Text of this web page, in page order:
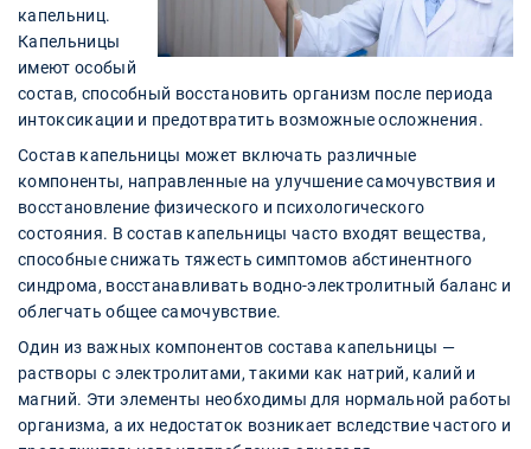
капельниц.
Капельницы
имеют особый
состав, способный восстановить организм после периода
интоксикации и предотвратить возможные осложнения.
Состав капельницы может включать различные
компоненты, направленные на улучшение самочувствия и
восстановление физического и психологического
состояния. В состав капельницы часто входят вещества,
способные снижать тяжесть симптомов абстинентного
синдрома, восстанавливать водно-электролитный баланс и
облегчать общее самочувствие.
Один из важных компонентов состава капельницы —
растворы с электролитами, такими как натрий, калий и
магний. Эти элементы необходимы для нормальной работы
организма, а их недостаток возникает вследствие частого и